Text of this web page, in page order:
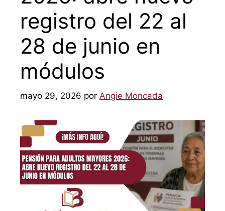
registro del 22 al
28 de junio en
módulos
mayo 29, 2026 por Angie Moncada